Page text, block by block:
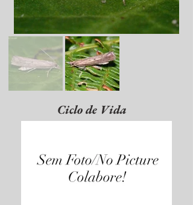
Ciclo de Vida